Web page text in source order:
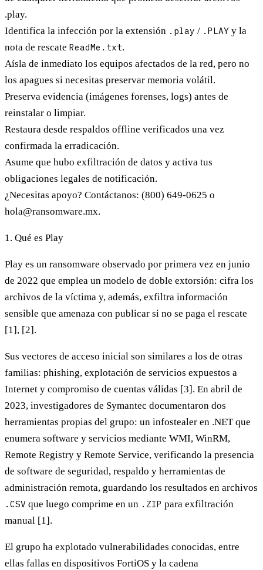
.play.
Identifica la infección por la extensión .play / .PLAY y la
nota de rescate ReadMe.txt.
Aísla de inmediato los equipos afectados de la red, pero no
los apagues si necesitas preservar memoria volátil.
Preserva evidencia (imágenes forenses, logs) antes de
reinstalar o limpiar.
Restaura desde respaldos offline verificados una vez
confirmada la erradicación.
Asume que hubo exfiltración de datos y activa tus
obligaciones legales de notificación.
¿Necesitas apoyo? Contáctanos: (800) 649-0625 o
hola@ransomware.mx.
1. Qué es Play
Play es un ransomware observado por primera vez en junio
de 2022 que emplea un modelo de doble extorsión: cifra los
archivos de la víctima y, además, exfiltra información
sensible que amenaza con publicar si no se paga el rescate
[1], [2].
Sus vectores de acceso inicial son similares a los de otras
familias: phishing, explotación de servicios expuestos a
Internet y compromiso de cuentas válidas [3]. En abril de
2023, investigadores de Symantec documentaron dos
herramientas propias del grupo: un infostealer en .NETque
enumera software y servicios mediante WMI, WinRM,
Remote Registry y Remote Service, verificando la presencia
de software de seguridad, respaldo y herramientas de
administración remota, guardando los resultados en archivos
.CSV que luego comprime en un .ZIP para exfiltración
manual [1].
El grupo ha explotado vulnerabilidades conocidas, entre
ellas fallas en dispositivos FortiOS y la cadena